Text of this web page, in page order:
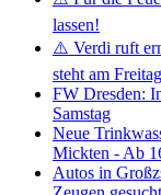
lassen!
⚠️ Verdi ruft
steht am
FW Dresden:
Samstag
Neue
Mickten - Ab
Autos in